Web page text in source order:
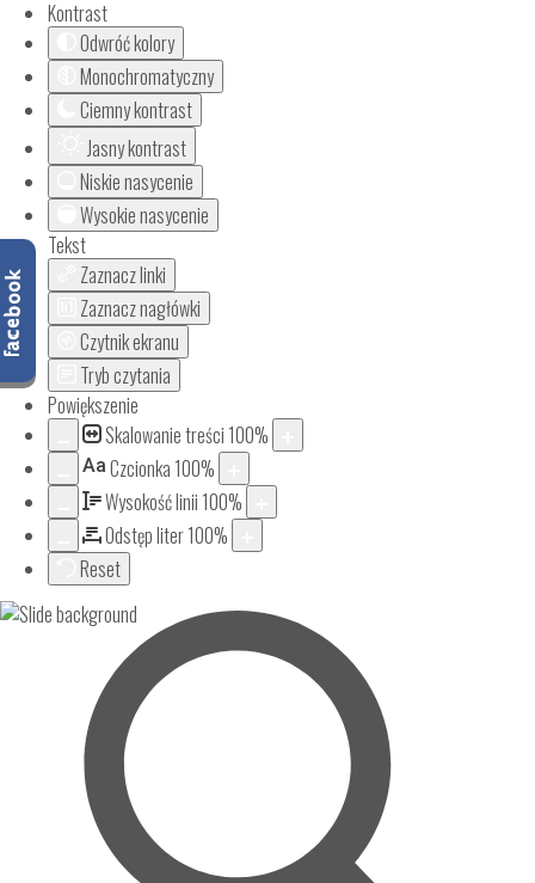
Kontrast
Odwróć kolory
Monochromatyczny
Ciemny kontrast
Jasny kontrast
Niskie nasycenie
Wysokie nasycenie
Tekst
Zaznacz linki
Zaznacz nagłówki
Czytnik ekranu
Tryb czytania
Powiększenie
Skalowanie treści 100%
Aa Czcionka 100%
Wysokość linii 100%
Odstęp liter100%
Reset